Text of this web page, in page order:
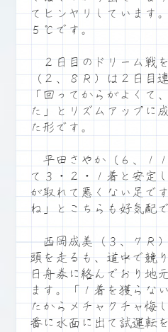
てヒンヤリしています
５℃です。
２日目のドリーム戦
（２、８Ｒ）は２日目
「回ってからがよくて
た」とリズムアップに
た形です。
平田さやか（６、１
て３・２・１着と安定
が取れて悪くない足で
ね」とこちらも好気配で
西岡成美（３、７Ｒ
頭を走るも、道中で競
日舟券に絡んでおり地
ます。「１着を獲らな
たからメチャクチャ悔
番に水面に出て試運転